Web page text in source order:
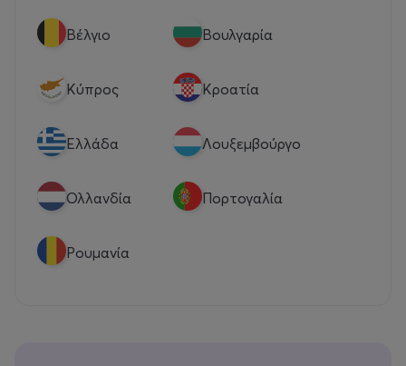
Βέλγιο Βουλγαρία
Κύπρος Κροατία
Eλλάδα Λουξεμβούργο
Ολλανδία Πορτογαλία
Ρουμανία